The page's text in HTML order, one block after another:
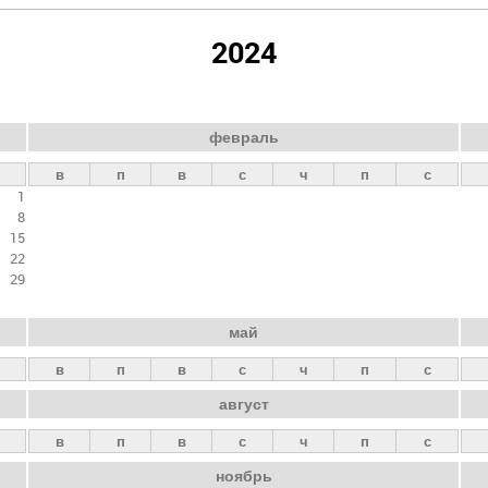
2024
1
8
15
22
29
февраль
в п в с ч п с
май
в п в с ч п с
август
в п в с ч п с
ноябрь